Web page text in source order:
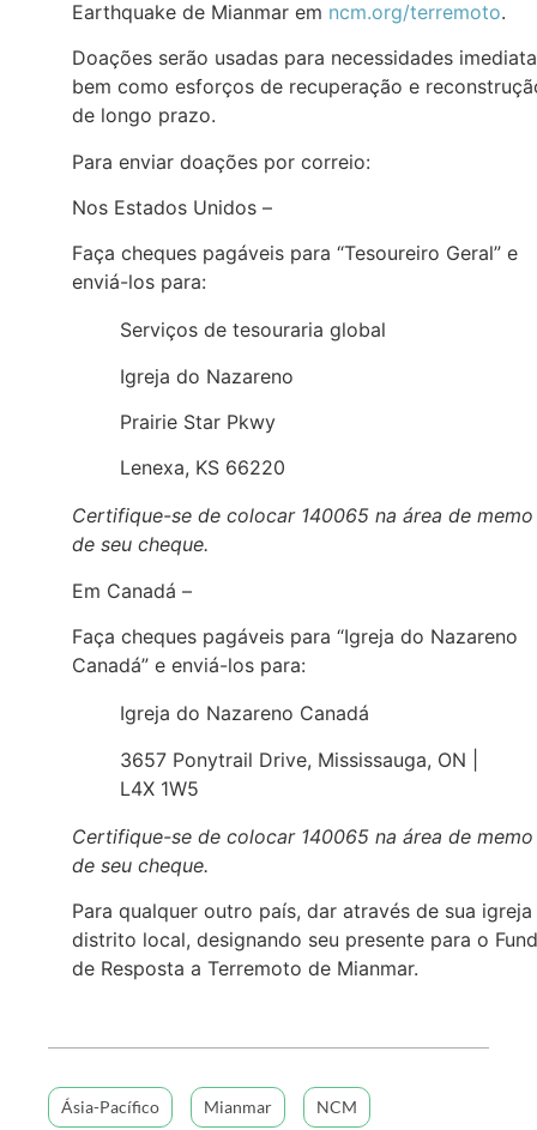
Earthquake de Mianmar em ncm.org/terremoto.
Doações serão usadas para necessidades
bem como esforços de recuperação e
de longo prazo.
Para enviar doações por correio:
Nos Estados Unidos –
Faça cheques pagáveis para “Tesoureiro Geral” e
enviá-los para:
Serviços de tesouraria global
Igreja do Nazareno
Prairie Star Pkwy
Lenexa, KS 66220
Certifique-se de colocar 140065 na área de memo
de seu cheque.
Em Canadá –
Faça cheques pagáveis para “Igreja do Nazareno
Canadá” e enviá-los para:
Igreja do Nazareno Canadá
3657 Ponytrail Drive, Mississauga, ON |
L4X 1W5
Certifique-se de colocar 140065 na área de memo
de seu cheque.
Para qualquer outro país, dar através de sua igreja
distrito local, designando seu presente para o
de Resposta a Terremoto de Mianmar.
Ásia-Pacífico Mianmar NCM